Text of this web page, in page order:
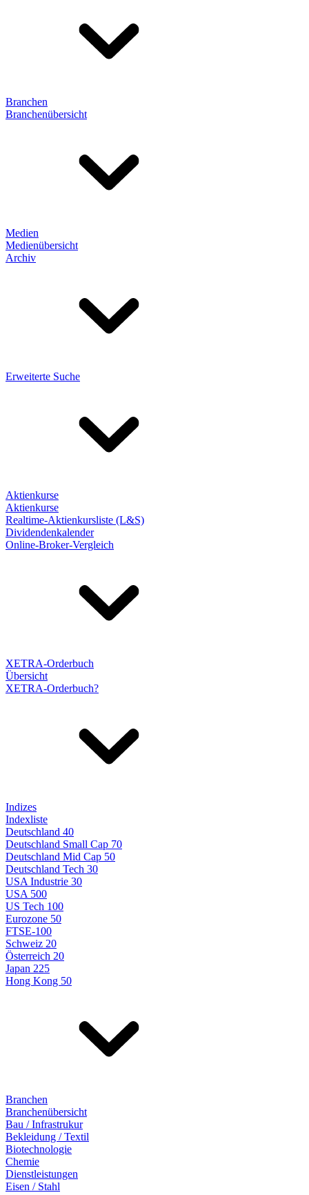
Branchen
Branchenübersicht
Medien
Medienübersicht
Archiv
Erweiterte Suche
Aktienkurse
Aktienkurse
Realtime-Aktienkursliste (L&S)
Dividendenkalender
Online-Broker-Vergleich
XETRA-Orderbuch
Übersicht
XETRA-Orderbuch?
Indizes
Indexliste
Deutschland 40
Deutschland Small Cap 70
Deutschland Mid Cap 50
Deutschland Tech 30
USA Industrie 30
USA 500
US Tech 100
Eurozone 50
FTSE-100
Schweiz 20
Österreich 20
Japan 225
Hong Kong 50
Branchen
Branchenübersicht
Bau / Infrastrukur
Bekleidung / Textil
Biotechnologie
Chemie
Dienstleistungen
Eisen / Stahl